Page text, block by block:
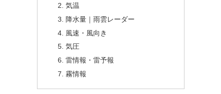
気温
降水量｜雨雲レーダー
風速・風向き
気圧
雷情報・雷予報
霧情報